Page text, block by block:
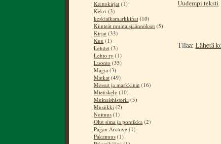
Keittokirjat (1)
Kekri (3)
keskiaikamarkkinat (10)
Kiinteät muinaisjäännökset (5)
Kirjat (33)
Kuu (1)
Lehdet (3)
Lehto ry (1)
Luonto (35)
Magia (3)
Matkat (49)
Messut ja markkinat (16)
Mietiskely (10)
Muinaishistoria (5)
Musiikki (2)
Noituus (1)
Olut sima ja pontikka (2)
Pagan Archive (1)
Pakanuus (1)
Uudempi teksti
Tilaa: Lähetä